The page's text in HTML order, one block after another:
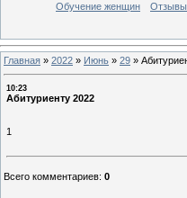
Обучение женщин
Отзывы
Главная » 2022 » Июнь » 29 »
10:23
Абитуриенту 2022
1
Всего комментариев: 0